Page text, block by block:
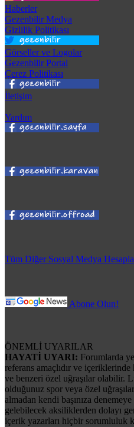
Haberler
Gezenbilir Medya
Gizlilik Politikası
Görseller ve Logolar
Gezenbilir Portal
Çerez Politikası
İletişim
Yardım
Tüm Diğer Sosyal Medya
Abone Olun!
ÖNEMLİ UYARILAR
HAYATİ UYARI: Forumlarda
referans amaçlıdır ve
ve benzeri özel uğraşılar olabilir.
olduğunuz spor veya özel
almadan kendi başınıza
gelebilecek aksiliklerden dolayı
içerik yazarları hiçbir sorumluluk